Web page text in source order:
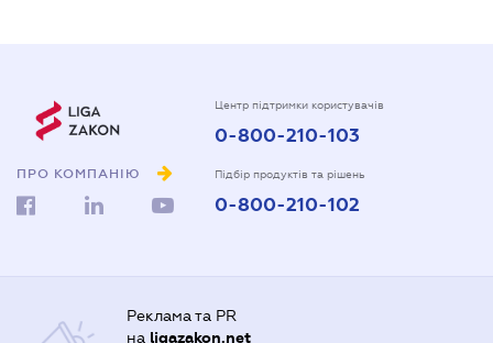
ПРО КОМПАНІЮ
Центр підтримки користувачів
0-800-210-103
Підбір продуктів та рішень
0-800-210-102
Реклама та PR
на ligazakon.net